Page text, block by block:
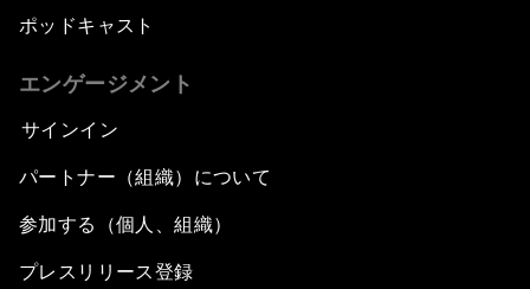
ポッドキャスト
エンゲージメント
サインイン
パートナー（組織）について
参加する（個人、組織）
プレスリリース登録